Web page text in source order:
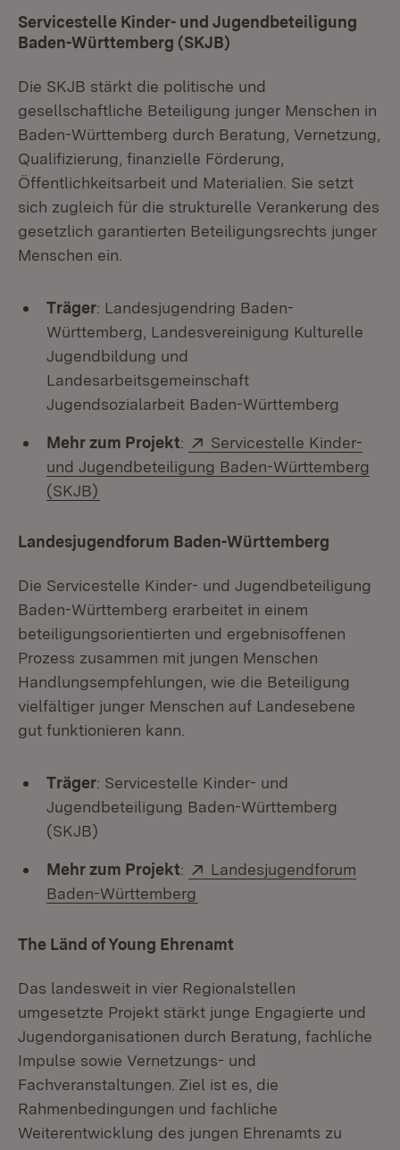
Servicestelle Kinder- und Jugendbeteiligung
Baden-Württemberg (SKJB)
Die SKJB stärkt die politische und
gesellschaftliche Beteiligung junger Menschen in
Baden-Württemberg durch Beratung, Vernetzung,
Qualifizierung, finanzielle Förderung,
Öffentlichkeitsarbeit und Materialien. Sie setzt
sich zugleich für die strukturelle Verankerung des
gesetzlich garantierten Beteiligungsrechts junger
Menschen ein.
Träger: Landesjugendring Baden-
Württemberg, Landesvereinigung Kulturelle
Jugendbildung und
Landesarbeitsgemeinschaft
Jugendsozialarbeit Baden-Württemberg
Mehr zum Projekt: Extern:
Servicestelle Kinder-
und Jugendbeteiligung Baden-Württemberg
(SKJB)
Landesjugendforum Baden-Württemberg
Die Servicestelle Kinder- und Jugendbeteiligung
Baden-Württemberg erarbeitet in einem
beteiligungsorientierten und ergebnisoffenen
Prozess zusammen mit jungen Menschen
Handlungsempfehlungen, wie die Beteiligung
vielfältiger junger Menschen auf Landesebene
gut funktionieren kann.
Träger: Servicestelle Kinder- und
Jugendbeteiligung Baden-Württemberg
(SKJB)
Mehr zum Projekt: Extern:
Landesjugendforum
Baden-Württemberg
The Länd of Young Ehrenamt
Das landesweit in vier Regionalstellen
umgesetzte Projekt stärkt junge Engagierte und
Jugendorganisationen durch Beratung, fachliche
Impulse sowie Vernetzungs- und
Fachveranstaltungen. Ziel ist es, die
Rahmenbedingungen und fachliche
Weiterentwicklung des jungen Ehrenamts zu